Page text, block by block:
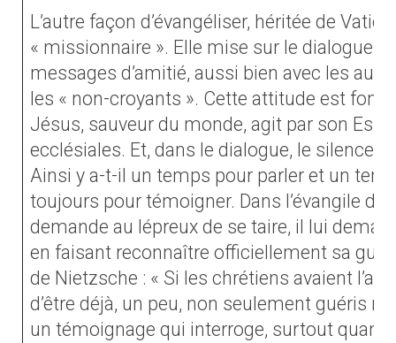
L’autre façon d’évangéliser, héritée de
« missionnaire ». Elle mise sur le dialogue,
messages d’amitié, aussi bien avec les
les « non-croyants ». Cette attitude est
Jésus, sauveur du monde, agit par son
ecclésiales. Et, dans le dialogue, le silence
Ainsi y a-t-il un temps pour parler et un
toujours pour témoigner. Dans l’évangile de
demande au lépreux de se taire, il lui
en faisant reconnaître officiellement sa
de Nietzsche : « Si les chrétiens avaient l’air
d’être déjà, un peu, non seulement guéris
un témoignage qui interroge, surtout